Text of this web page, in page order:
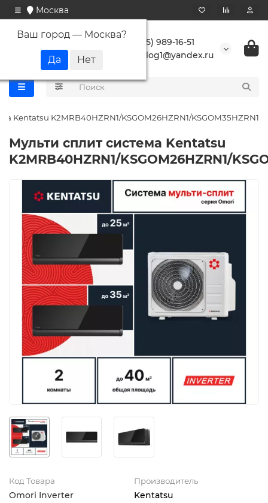
Москва
Ваш город — Москва?
+7 (495) 989-16-51
buranlog1@yandex.ru
Kentatsu K2MRB40HZRN1/KSGOM26HZRN1/KSGOM35HZRN1
Мульти сплит система Kentatsu
K2MRB40HZRN1/KSGOM26HZRN1/
Код Товара
Omori Inverter
Производитель
Kentatsu